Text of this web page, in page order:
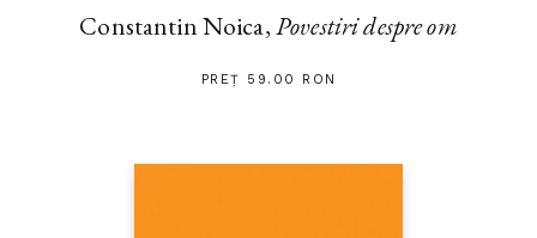
Constantin Noica,Povestiri despre om
PREȚ 59.00 RON